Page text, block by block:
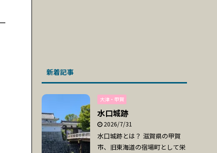
新着記事
大津・甲賀
水口城跡
2026/7/31
水口城跡とは？ 滋賀県の甲賀
市、旧東海道の宿場町として栄